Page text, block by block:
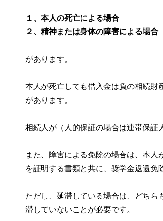
１、本人の死亡による場合
２、精神または身体の障害による場合
があります。
本人が死亡しても借入金は負の相続財
があります。
相続人が（人的保証の場合は連帯保証
また、障害による免除の場合は、本
を証明する書類と共に、奨学金返還免
ただし、延滞している場合は、どちら
滞していないことが必要です。